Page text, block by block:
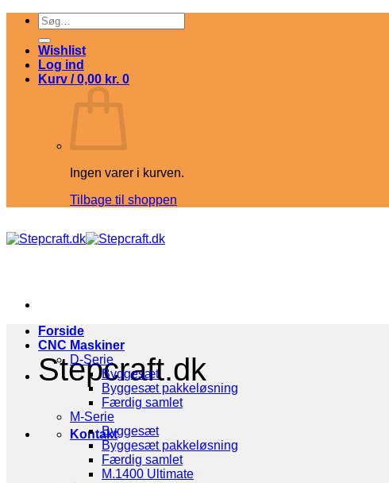
Fortsæt
indhold
Søg
efter:
Wishlist
Log ind
Kurv /0,00 kr. 0
Ingen varer i kurven.
Tilbage til shoppen
Stepcraft.dk
Kontakt
Forside
CNC Maskiner
D-Serie
Byggesæt
Byggesæt pakkeløsning
Færdig samlet
M-Serie
Byggesæt
Byggesæt pakkeløsning
Færdig samlet
M.1400 Ultimate